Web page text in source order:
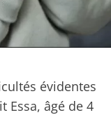
évidentes
Essa, âgé de 4